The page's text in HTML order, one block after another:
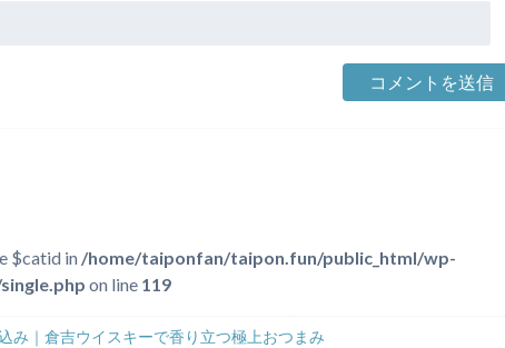
$catid in /home/taiponfan/taipon.fun/public_html/wp-
on line 119
み｜倉吉ウイスキーで香り立つ極上おつまみ